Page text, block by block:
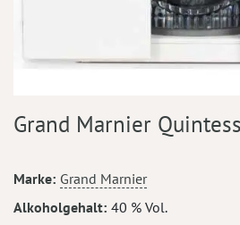
Anfang
springen
Grand Marnier
Mehr
Informationen
Marke Grand Marnier
Alkoholgehalt 40 % Vol.